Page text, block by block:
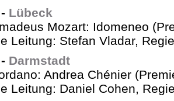
- Lübeck
Mozart: Idomeneo
Leitung: Stefan Vladar,
- Darmstadt
Andrea Chénier
Leitung: Daniel Cohen,